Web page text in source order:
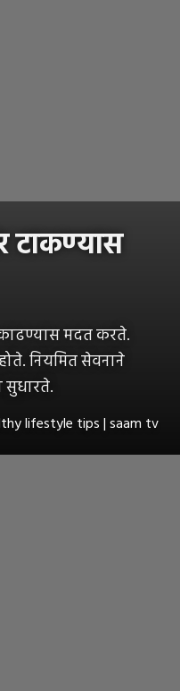
टाकण्यास
मदत करते.
नियमित सेवनाने
सुधारते.
lifestyle tips | saam tv